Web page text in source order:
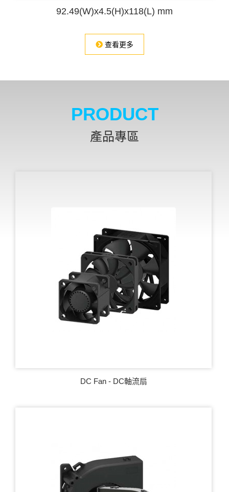
92.49(W)x4.5(H)x118(L) mm
查看更多
PRODUCT
產品專區
DC Fan - DC軸流扇